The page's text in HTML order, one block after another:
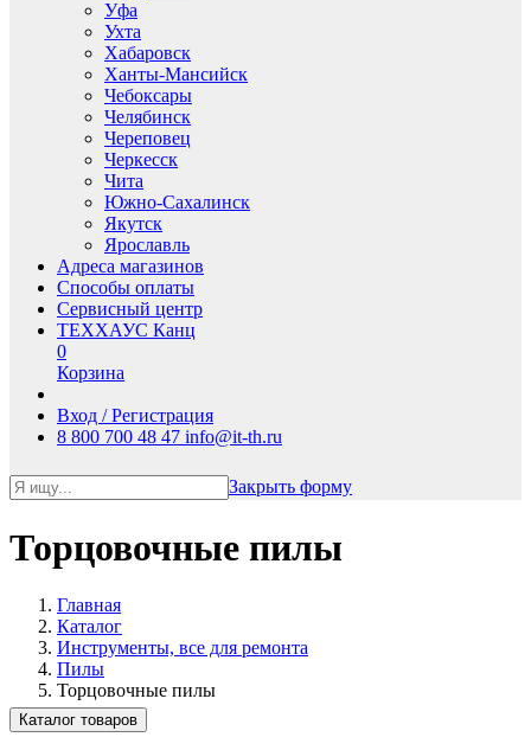
Уфа
Ухта
Хабаровск
Ханты-Мансийск
Чебоксары
Челябинск
Череповец
Черкесск
Чита
Южно-Сахалинск
Якутск
Ярославль
Адреса магазинов
Способы оплаты
Сервисный центр
ТЕХХАУС Канц
0
Корзина
Вход / Регистрация
8 800 700 48 47 info@it-th.ru
Закрыть форму
Торцовочные пилы
Главная
Каталог
Инструменты, все для ремонта
Пилы
Торцовочные пилы
Каталог товаров